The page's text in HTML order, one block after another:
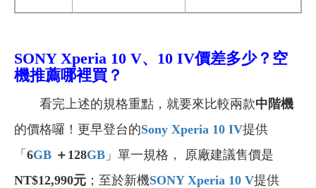
SONY Xperia 10 V、10 IV價差多少？空
機推薦哪裡買？
看完上述的規格重點，就要來比較兩款中階機
的價格囉！更早登台的Sony Xperia 10 IV提供
「 6GB ＋128GB 」單一規格， 原廠建議售價是
NT$12,990元 ；至於新機SONY Xperia 10 V提供